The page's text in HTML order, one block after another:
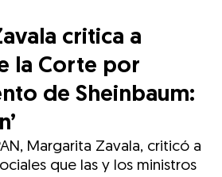
critica a
la Corte por
de Sheinbaum:
Margarita Zavala, criticó a
que las y los ministros